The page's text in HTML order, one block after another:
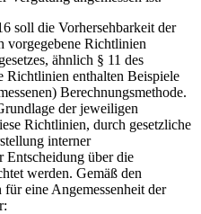
soll die Vorhersehbarkeit der
vorgegebene Richtlinien
ähnlich § 11 des
Richtlinien enthalten Beispiele
Berechnungsmethode.
der jeweiligen
Richtlinien, durch gesetzliche
interner
Entscheidung über die
werden. Gemäß den
eine Angemessenheit der